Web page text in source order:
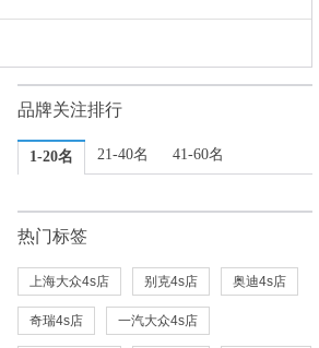
品牌关注排行
1-20名 21-40名 41-60名
热门标签
上海大众4s店 别克4s店 奥迪4s店
奇瑞4s店 一汽大众4s店